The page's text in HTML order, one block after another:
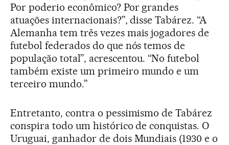
Por poderio econômico? Por grandes
atuações internacionais?”, disse Tabárez. “A
Alemanha tem três vezes mais jogadores de
futebol federados do que nós temos de
população total”, acrescentou. “No futebol
também existe um primeiro mundo e um
terceiro mundo.”
Entretanto, contra o pessimismo de Tabárez
conspira todo um histórico de conquistas. O
Uruguai, ganhador de dois Mundiais (1930 e o